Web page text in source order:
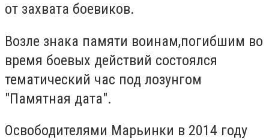
от захвата боевиков.
Возле знака памяти воинам,погибшим во
время боевых действий состоялся
тематический час под лозунгом
"Памятная дата".
Освободителями Марьинки в 2014 году